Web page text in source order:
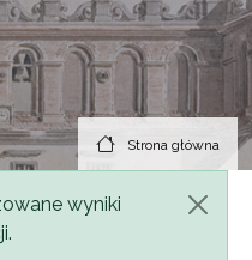
Strona główna
wyniki